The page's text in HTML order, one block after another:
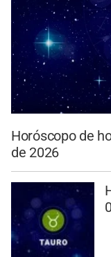
Horóscopo de
de 2026